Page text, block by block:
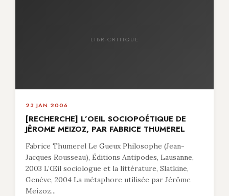
LIBR-CRITIQUE
23 JAN 2006
[RECHERCHE] L’OEIL SOCIOPOÉTIQUE DE
JÊROME MEIZOZ, PAR FABRICE THUMEREL
Fabrice Thumerel Le Gueux Philosophe (Jean-
Jacques Rousseau), Éditions Antipodes, Lausanne,
2003 L’Œil sociologue et la littérature, Slatkine,
Genève, 2004 La métaphore utilisée par Jérôme
Meizoz...